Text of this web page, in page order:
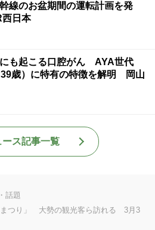
線のお盆期間の運転計画を発
日本
も起こる口腔がん AYA世代
39歳）に特有の特徴を解明 岡山
ース記事一覧
話題
まつり」 大勢の観光客ら訪れる 3月3